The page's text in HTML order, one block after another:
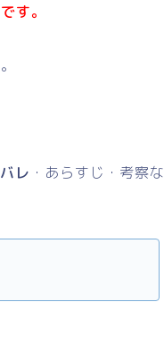
す。
レ ・あらすじ・考察な